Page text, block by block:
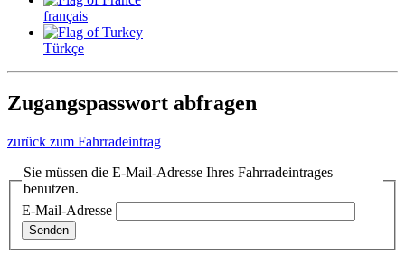
français
Türkçe
Zugangspasswort abfragen
zurück zum Fahrradeintrag
Sie müssen die E-Mail-Adresse Ihres Fahrradeintrages
benutzen.
E-Mail-Adresse